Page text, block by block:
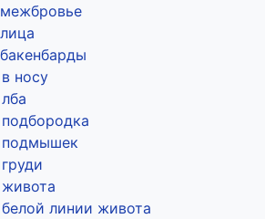
носу
подмышек
линии живота